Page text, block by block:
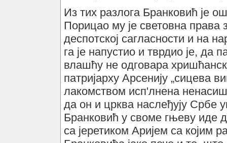
Из тих разлога Бранковић је
Порицао му је световна права
деспотској сагласности и на
га је напустио и тврдио је, да
влашћу не одговара
патријарху Арсенију „сицева
лакомством исп'лнена
да он и црква наслеђују Србе
Бранковић у своме гњеву иде
са јеретиком Аријем са којим